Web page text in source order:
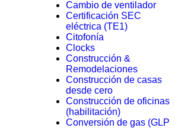
Cambio de ventilador
Certificación SEC
eléctrica (TE1)
Citofonía
Clocks
Construcción &
Remodelaciones
Construcción de casas
desde cero
Construcción de oficinas
(habilitación)
Conversión de gas (GLP